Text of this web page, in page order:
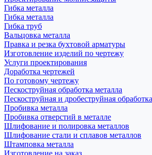
Гибка металла
Гибка металла
Гибка труб
Вальцовка металла
Правка и резка бухтовой арматуры
Изготовление изделий по чертежу
Услуги проектирования
Доработка чертежей
По готовому чертежу
Пескоструйная обработка металла
Пескоструйная и дробеструйная
Пробивка металла
Пробивка отверстий в металле
Шлифование и полировка металлов
Шлифование стали и сплавов металлов
Штамповка металла
Изготовление на заказ